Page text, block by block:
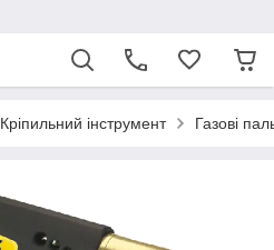
Кріпильний інструмент Газові